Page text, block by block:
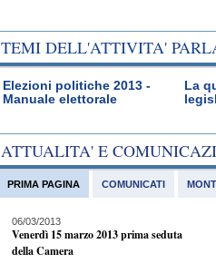
TEMI DELL'ATTIVITA'
Elezioni politiche 2013 -
Manuale elettorale
La
ATTUALITA' E
PRIMA PAGINA
06/03/2013
Venerdì 15 marzo 2013 prima seduta
della Camera
COMUNICATI